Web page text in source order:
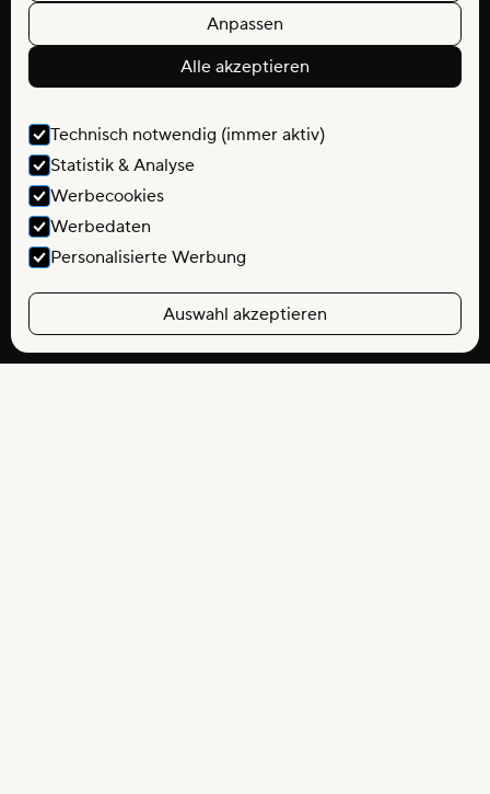
Anpassen
Alle akzeptieren
Technisch notwendig (immer aktiv)
Statistik & Analyse
Werbecookies
Werbedaten
Personalisierte Werbung
Auswahl akzeptieren